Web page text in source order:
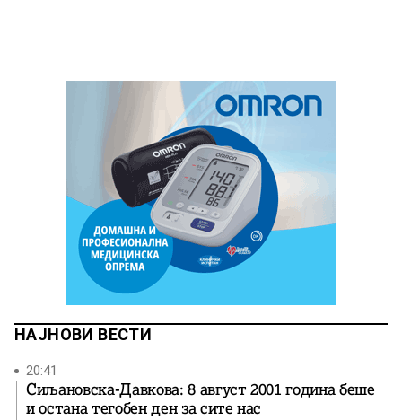
НАЈНОВИ ВЕСТИ
20:41
Сиљановска-Давкова: 8 август 2001 година беше
и остана тегобен ден за сите нас